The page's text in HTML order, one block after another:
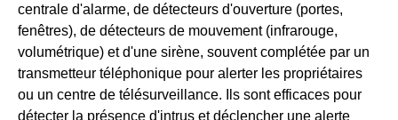
centrale d'alarme, de détecteurs d'ouverture (portes,
fenêtres), de détecteurs de mouvement (infrarouge,
volumétrique) et d'une sirène, souvent complétée par un
transmetteur téléphonique pour alerter les propriétaires
ou un centre de télésurveillance. Ils sont efficaces pour
détecter la présence d'intrus et déclencher une alerte